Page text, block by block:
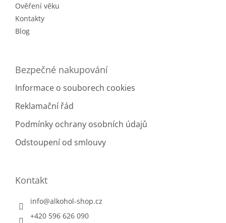
Ověření věku
Kontakty
Blog
Bezpečné nakupování
Informace o souborech cookies
Reklamační řád
Podmínky ochrany osobních údajů
Odstoupení od smlouvy
Kontakt
info@alkohol-shop.cz
+420 596 626 090